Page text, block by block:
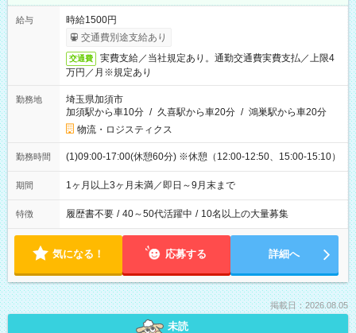
給与
時給1500円
交通費別途支給あり
交通費
実費支給／当社規定あり。通勤交通費実費支払／上限4
万円／月※規定あり
勤務地
埼玉県加須市
加須駅から車10分 / 久喜駅から車20分 / 鴻巣駅から車20分
物流・ロジスティクス
勤務時間 (1)09:00-17:00(休憩60分) ※休憩（12:00-12:50、15:00-15:10）
期間 1ヶ月以上3ヶ月未満／即日～9月末まで
特徴 履歴書不要 / 40～50代活躍中 / 10名以上の大量募集
気になる！ 応募する 詳細へ
掲載日：2026.08.05
未読